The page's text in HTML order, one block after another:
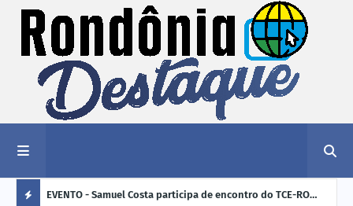
EVENTO - Samuel Costa participa de encontro do TCE-RO